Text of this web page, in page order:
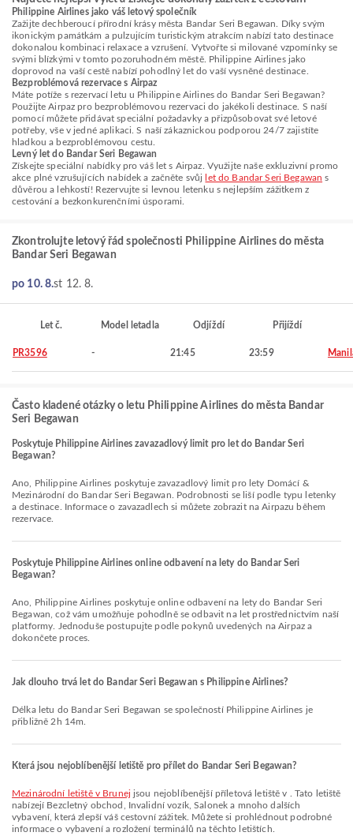
Philippine Airlines jako váš letový společník
Zažijte dechberoucí přírodní krásy města Bandar Seri Begawan. Díky svým
ikonickým památkám a pulzujícím turistickým atrakcím nabízí tato destinace
dokonalou kombinaci relaxace a vzrušení. Vytvořte si milované vzpomínky se
svými blízkými v tomto pozoruhodném městě. Philippine Airlines jako
doprovod na vaší cestě nabízí pohodlný let do vaší vysněné destinace.
Bezproblémová rezervace s Airpaz
Máte potíže s rezervací letu u Philippine Airlines do Bandar Seri Begawan?
Použijte Airpaz pro bezproblémovou rezervaci do jakékoli destinace. S naší
pomocí můžete přidávat speciální požadavky a přizpůsobovat své letové
potřeby, vše v jedné aplikaci. S naší zákaznickou podporou 24/7 zajistíte
hladkou a bezproblémovou cestu.
Levný let do Bandar Seri Begawan
Získejte speciální nabídky pro váš let s Airpaz. Využijte naše exkluzivní promo
akce plné vzrušujících nabídek a začněte svůj
let do Bandar Seri Begawan s
důvěrou a lehkostí! Rezervujte si levnou letenku s nejlepším zážitkem z
cestování a bezkonkurenčními úsporami.
Zkontrolujte letový řád společnosti Philippine Airlines do města
Bandar Seri Begawan
po 10. 8.st 12. 8.
Let č. Model letadla Odjíždí Přijíždí
PR3596 - 21:45 23:59
Často kladené otázky o letu Philippine Airlines do města Bandar
Seri Begawan
Poskytuje Philippine Airlines zavazadlový limit pro let do Bandar Seri
Begawan?
Ano, Philippine Airlines poskytuje zavazadlový limit pro lety Domácí &
Mezinárodní do Bandar Seri Begawan. Podrobnosti se liší podle typu letenky
a destinace. Informace o zavazadlech si můžete zobrazit na Airpazu během
rezervace.
Poskytuje Philippine Airlines online odbavení na lety do Bandar Seri
Begawan?
Ano, Philippine Airlines poskytuje online odbavení na lety do Bandar Seri
Begawan, což vám umožňuje pohodlně se odbavit na let prostřednictvím naší
platformy. Jednoduše postupujte podle pokynů uvedených na Airpaz a
dokončete proces.
Jak dlouho trvá let do Bandar Seri Begawan s Philippine Airlines?
Délka letu do Bandar Seri Begawan se společností Philippine Airlines je
přibližně 2h 14m.
Která jsou nejoblíbenější letiště pro přílet do Bandar Seri Begawan?
Mezinárodní letiště v Brunej jsou nejoblíbenější příletová letiště v . Tato letiště
nabízejí Bezcletný obchod, Invalidní vozík, Salonek a mnoho dalších
vybavení, která zlepší váš cestovní zážitek. Můžete si prohlédnout podrobné
informace o vybavení a rozložení terminálů na těchto letištích.